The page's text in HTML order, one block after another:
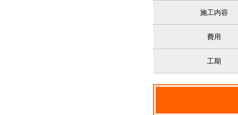
施工内容
費用
工期